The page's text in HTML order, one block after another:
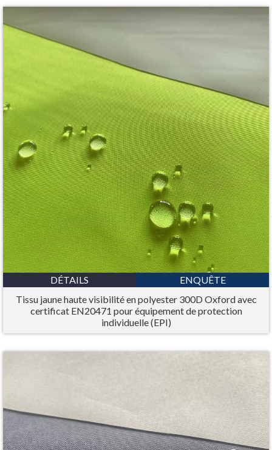
DÉTAILS
ENQUÊTE
Tissu jaune haute visibilité en polyester 300D Oxford avec
certificat EN20471 pour équipement de protection
individuelle (EPI)